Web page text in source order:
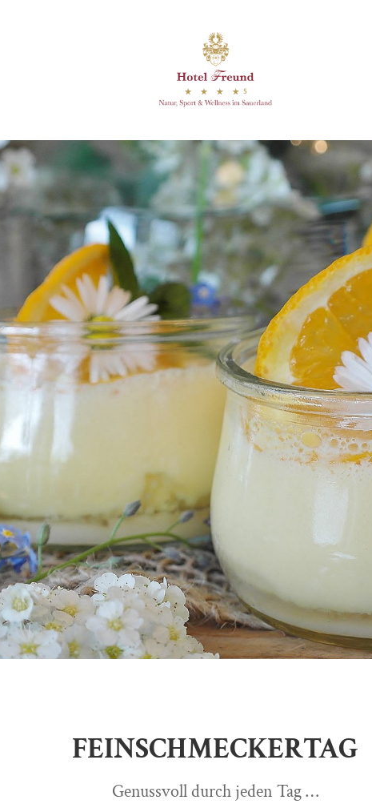
FEINSCHMECKERTAG
Genussvoll durch jeden Tag …